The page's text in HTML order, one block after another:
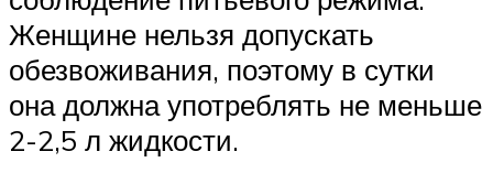
Женщине нельзя допускать
обезвоживания, поэтому в сутки
она должна употреблять не меньше
2-2,5 л жидкости.